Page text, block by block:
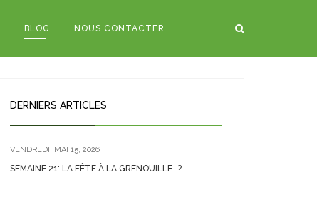
BLOG NOUS CONTACTER
DERNIERS ARTICLES
VENDREDI, MAI 15, 2026
SEMAINE 21: LA FÊTE À LA GRENOUILLE…?